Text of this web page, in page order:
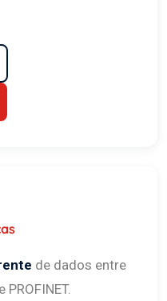
de dados entre